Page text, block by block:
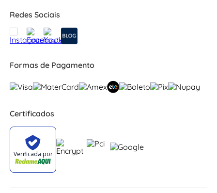
Redes Sociais
Formas de Pagamento
Certificados